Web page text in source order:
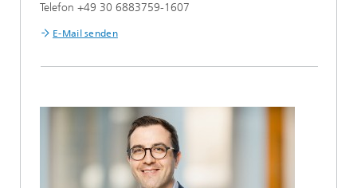
Telefon +49 30 6883759-1607
E-Mail senden